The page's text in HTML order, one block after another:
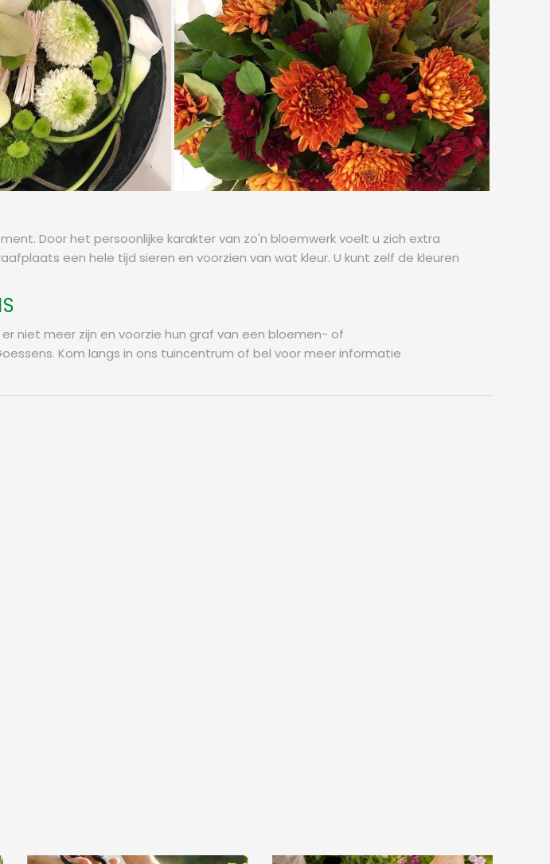
Door het persoonlijke karakter van zo'n bloemwerk voelt u zich extra
een hele tijd sieren en voorzien van wat kleur. U kunt zelf de kleuren
niet meer zijn en voorzie hun graf van een bloemen- of
Kom langs in ons tuincentrum of bel voor meer informatie